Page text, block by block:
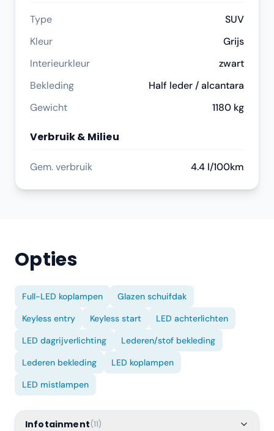
Type
SUV
Kleur
Grijs
Interieurkleur
zwart
Bekleding
Half leder / alcantara
Gewicht
1180 kg
Verbruik & Milieu
Gem. verbruik 4.4 l/100km
Opties
Full-LED koplampen
Glazen schuifdak
Keyless entry
Keyless start
LED achterlichten
LED dagrijverlichting
Lederen/stof bekleding
Lederen bekleding
LED koplampen
LED mistlampen
Infotainment(11)